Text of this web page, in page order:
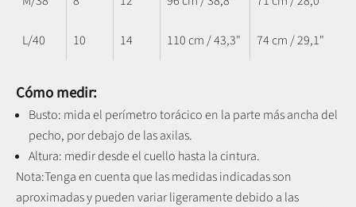
L/40 10 14 110 cm / 43,3" 74 cm / 29,1"
Cómo medir:
Busto: mida el perímetro torácico en la parte más ancha del
pecho, por debajo de las axilas.
Altura: medir desde el cuello hasta la cintura.
Nota:Tenga en cuenta que las medidas indicadas son
aproximadas y pueden variar ligeramente debido a las